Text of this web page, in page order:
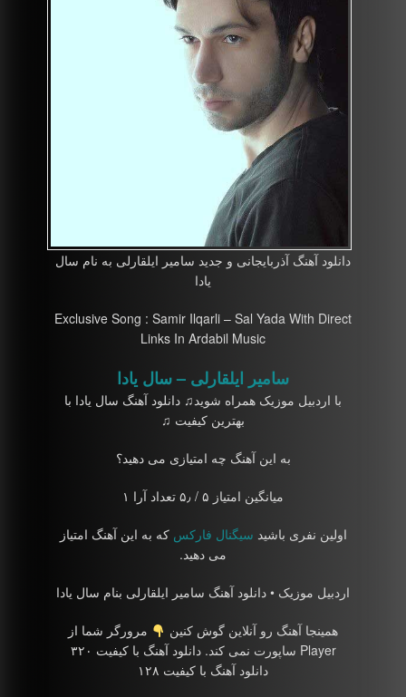
دانلود آهنگ آذربایجانی و جدید سامیر ایلقارلی به نام سال
یادا
Exclusive Song : Samir Ilqarli – Sal Yada With Direct
Links In Ardabil Music
سامیر ایلقارلی – سال یادا
با اردبیل موزیک همراه شوید♫ دانلود آهنگ سال یادا با
بهترین کیفیت ♫
به این آهنگ چه امتیازی می دهید؟
میانگین امتیاز ۵ / ۵٫ تعداد آرا ۱
اولین نفری باشید سیگنال فارکس که به این آهنگ امتیاز
می دهید.
اردبیل موزیک • دانلود آهنگ سامیر ایلقارلی بنام سال یادا
همینجا آهنگ رو آنلاین گوش کنین
مرورگر شما از
Player ساپورت نمی کند. دانلود آهنگ با کیفیت ۳۲۰
دانلود آهنگ با کیفیت ۱۲۸